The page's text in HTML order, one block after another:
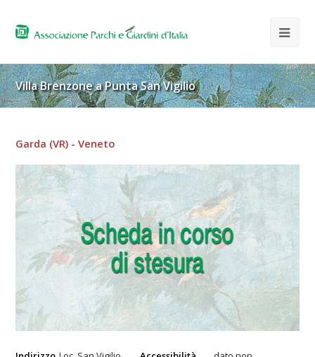
Villa Brenzone a Punta San Vigilio
Garda (VR) - Veneto